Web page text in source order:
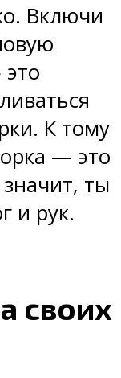
Включи
К тому
— это
ты
и рук.
своих